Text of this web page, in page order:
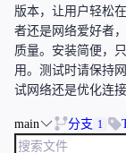
版本，让用户轻松
者还是网络爱好者
质量。安装简便，
用。测试时请保持
试网络还是优化连
main 分支 1